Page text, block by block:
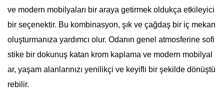
ve modern mobilyaları bir araya getirmek oldukça etkileyici
bir seçenektir. Bu kombinasyon, şık ve çağdaş bir iç mekan
oluşturmanıza yardımcı olur. Odanın genel atmosferine sofi
stike bir dokunuş katan krom kaplama ve modern mobilyal
ar, yaşam alanlarınızı yenilikçi ve keyifli bir şekilde dönüştü
rebilir.